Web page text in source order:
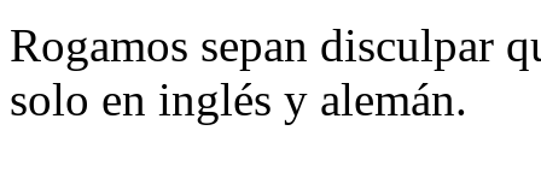
Rogamos sepan disculpar
solo en inglés y alemán.